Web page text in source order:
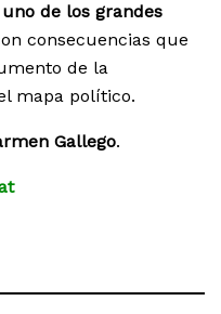
de los grandes
consecuencias que
de la
mapa político.
Gallego.